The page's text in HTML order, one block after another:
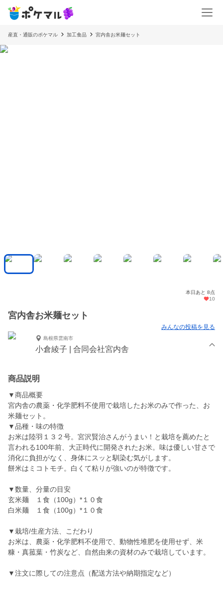
産直・通販のポケマル 加工食品 宮内舎お米麺セット
本日あと 8点
10
宮内舎お米麺セット
みんなの投稿を見る
島根県雲南市
小倉綾子 | 合同会社宮内舎
商品説明
▼商品概要
宮内舎の農薬・化学肥料不使用で栽培したお米のみで作った、お
米麺セット。
▼品種・味の特徴
お米は陸羽１３２号。宮沢賢治さんがうまい！と栽培を薦めたと
言われる100年前、大正時代に開発されたお米。味は優しい甘さで
消化に負担がなく、身体にスッと馴染む気がします。
餅米はミコトモチ。白くて粘りが強いのが特徴です。
▼数量、分量の目安
玄米麺 １食（100g）*１０食
白米麺 １食（100g）*１０食
▼栽培/生産方法、こだわり
お米は、農薬・化学肥料不使用で、動物性堆肥を使用せず、米
糠・真菰葉・竹炭など、自然由来の資材のみで栽培しています。